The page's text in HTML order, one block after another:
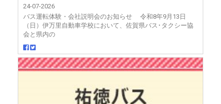
24-07-2026
バス運転体験・会社説明会のお知らせ 令和8年9月13日
（日）伊万里自動車学校において、佐賀県バス･タクシー協
会と県内の